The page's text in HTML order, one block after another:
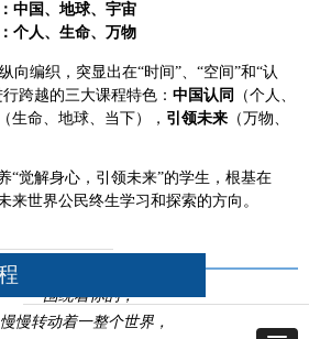
中国、地球、宇宙
个人、生命、万物
向编织，突显出在“时间”、“空间”和“认
跨越的三大课程特色： 中国认同
（个人、
（生命、地球、当下）， 引领未来 （万物、
“觉解身心，引领未来”的学生，根基在
来世界公民终生学习和探索的方向。
“围绕着你的，
慢慢转动着一整个世界，